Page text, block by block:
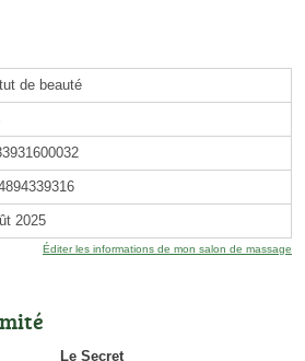
de beauté
2025
Éditer les informations de mon salon de massage
Le Secret